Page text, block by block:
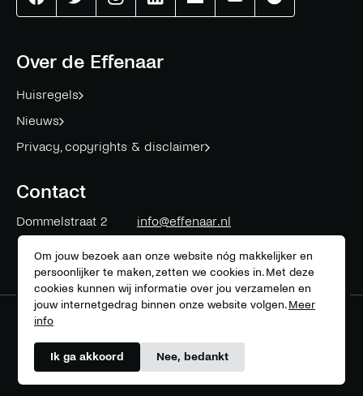
Over de Effenaar
Huisregels
Nieuws
Privacy, copyrights & disclaimer
Contact
Dommelstraat 2
5611 CK
info@effenaar.nl
EffenaarEffenaarEffenaarEffenaarEffenaarEffenaarEffenaar
Meer over onze partners
Om jouw bezoek aan onze website nóg makkelijker en
persoonlijker te maken, zetten we cookies in. Met deze
cookies kunnen wij informatie over jou verzamelen en
jouw internetgedrag binnen onze website volgen. Meer
info
Ik ga akkoord Nee, bedankt